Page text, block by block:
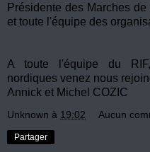
Présidente des Marches
et toute l'équipe des
A toute l'équipe du
nordiques venez nous
Annick et Michel COZIC
Unknown à 19:02 Aucun
Partager